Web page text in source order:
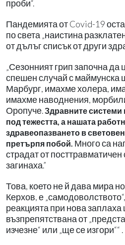
проби“.
Пандемията от Covid-19
по света „наистина
от дълъг списък от други
„Сезонният грип започна
спешен случай с маймунска
Марбург, имахме холера,
имахме наводнения,
Оропуче.Здравните системи
под тежестта, а нашата
здравеопазването в
претърпя побой. Много са
страдат от посттравматичен
загинаха.”
Това, което не й дава мира
Керхов, е
реакцията при нова
възпрепятствана от
изчезне“ или „ще се изгори““ .